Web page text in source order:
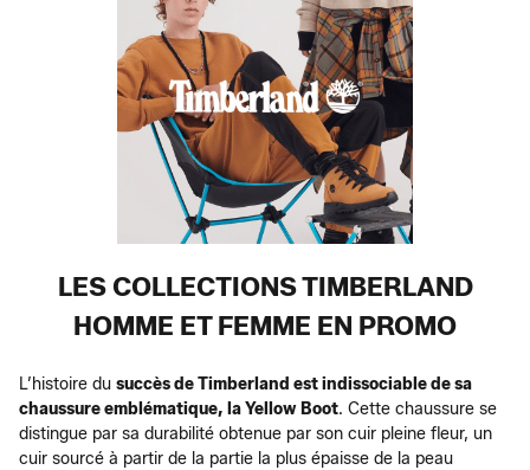
LES COLLECTIONS TIMBERLAND
HOMME ET FEMME EN PROMO
L’histoire du succès de Timberland est indissociable de sa
chaussure emblématique, la Yellow Boot. Cette chaussure se
distingue par sa durabilité obtenue par son cuir pleine fleur, un
cuir sourcé à partir de la partie la plus épaisse de la peau